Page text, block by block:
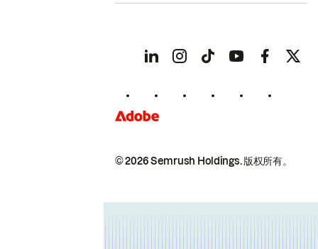
© 2026 Semrush Holdings.版权所有。